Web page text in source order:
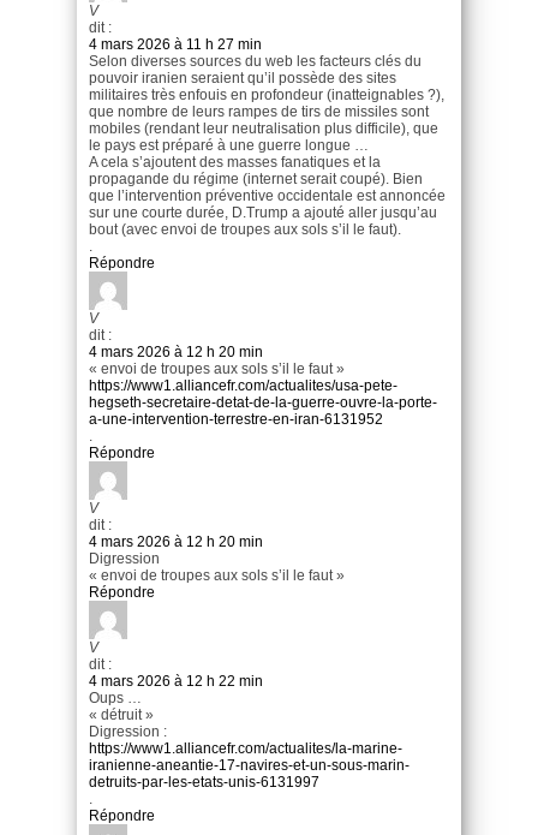
V
dit :
4 mars 2026 à 11 h 27 min
Selon diverses sources du web les facteurs clés du
pouvoir iranien seraient qu’il possède des sites
militaires très enfouis en profondeur (inatteignables ?),
que nombre de leurs rampes de tirs de missiles sont
mobiles (rendant leur neutralisation plus difficile), que
le pays est préparé à une guerre longue …
A cela s’ajoutent des masses fanatiques et la
propagande du régime (internet serait coupé). Bien
que l’intervention préventive occidentale est annoncée
sur une courte durée, D.Trump a ajouté aller jusqu’au
bout (avec envoi de troupes aux sols s’il le faut).
.
Répondre
V
dit :
4 mars 2026 à 12 h 20 min
« envoi de troupes aux sols s’il le faut »
https://www1.alliancefr.com/actualites/usa-pete-
hegseth-secretaire-detat-de-la-guerre-ouvre-la-porte-
a-une-intervention-terrestre-en-iran-6131952
.
Répondre
V
dit :
4 mars 2026 à 12 h 20 min
Digression
« envoi de troupes aux sols s’il le faut »
Répondre
V
dit :
4 mars 2026 à 12 h 22 min
Oups …
« détruit »
Digression :
https://www1.alliancefr.com/actualites/la-marine-
iranienne-aneantie-17-navires-et-un-sous-marin-
detruits-par-les-etats-unis-6131997
.
Répondre